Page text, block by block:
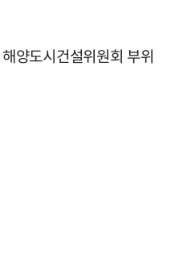
양도시건설위원회 부위